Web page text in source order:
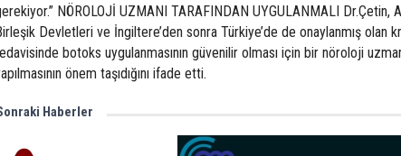
NÖROLOJİ UZMANI TARAFINDAN UYGULANMALI Dr.Çetin,
Devletleri ve İngiltere’den sonra Türkiye’de de onaylanmış olan
botoks uygulanmasının güvenilir olması için bir nöroloji
önem taşıdığını ifade etti.
Haberler